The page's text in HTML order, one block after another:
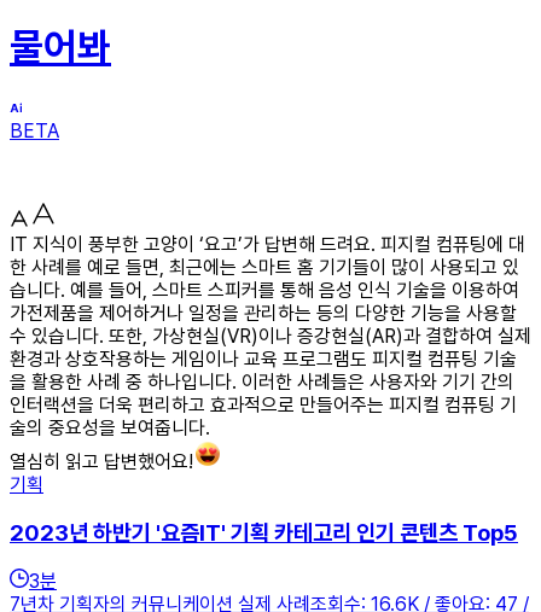
물어봐
BETA
IT 지식이 풍부한 고양이 ‘요고’가 답변해 드려요. 피지컬 컴퓨팅에 대
한 사례를 예로 들면, 최근에는 스마트 홈 기기들이 많이 사용되고 있
습니다. 예를 들어, 스마트 스피커를 통해 음성 인식 기술을 이용하여
가전제품을 제어하거나 일정을 관리하는 등의 다양한 기능을 사용할
수 있습니다. 또한, 가상현실(VR)이나 증강현실(AR)과 결합하여 실제
환경과 상호작용하는 게임이나 교육 프로그램도 피지컬 컴퓨팅 기술
을 활용한 사례 중 하나입니다. 이러한 사례들은 사용자와 기기 간의
인터랙션을 더욱 편리하고 효과적으로 만들어주는 피지컬 컴퓨팅 기
술의 중요성을 보여줍니다.
열심히 읽고 답변했어요!
기획
2023년 하반기 '요즘IT' 기획 카테고리 인기 콘텐츠 Top5
3분
7년차 기획자의 커뮤니케이션 실제 사례조회수: 16.6K / 좋아요: 47 /